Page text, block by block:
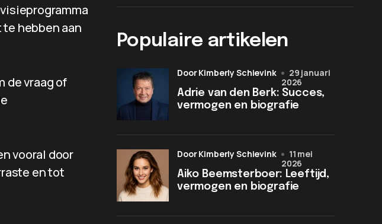
hebben aan
de vraag of
vooral door
en tot
Populaire artikelen
Adrie van den Berk: Succes,
vermogen en biografie
door Kimberly Schievink
29 januari
2026
Aiko Beemsterboer: Leeftijd,
vermogen en biografie
door Kimberly Schievink
11 mei
2026